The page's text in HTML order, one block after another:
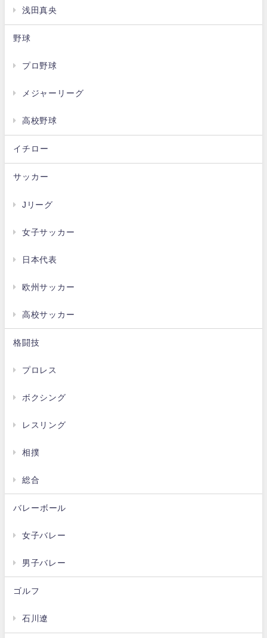
浅田真央
野球
プロ野球
メジャーリーグ
高校野球
イチロー
サッカー
Jリーグ
女子サッカー
日本代表
欧州サッカー
高校サッカー
格闘技
プロレス
ボクシング
レスリング
相撲
総合
バレーボール
女子バレー
男子バレー
ゴルフ
石川遼